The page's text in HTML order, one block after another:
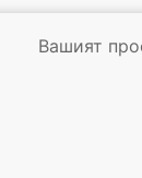
Вашият